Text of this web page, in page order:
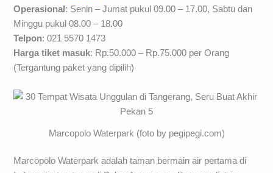
Operasional : Senin – Jumat pukul 09.00 – 17.00, Sabtu dan
Minggu pukul 08.00 – 18.00
Telpon: 021 5570 1473
Harga tiket masuk: Rp.50.000 – Rp.75.000 per Orang
(Tergantung paket yang dipilih)
Marcopolo Waterpark (foto by pegipegi.com)
Marcopolo Waterpark adalah taman bermain air pertama di